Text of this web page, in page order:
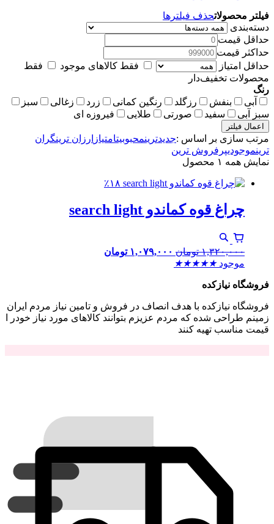
فیلتر محصولاتحذف فیلترها
دسته‌بندی
حداقل قیمت
حداکثر قیمت
حداقل امتیاز
فقط کالاهای موجود
فقط
محصولات تخفیف‌دار
رنگ
آبی
بنفش رزگلد رنگین کمانی زرد زغالی
سبز
سبز آبی
سفید صورتی طلایی فیروزه ای
اعمال فیلتر
مرتب سازی بر اساس :جدیدترینمحبوبیتامتیاز ارزان ترینگران
ترینموجودیپرفروش ترین
نمایش همه ۱ محصول
٪۱۸
چراغ قوه کماندو search light
۱,۳۲۰,۰۰۰ تومان ۱,۰۷۹,۰۰۰ تومان
موجود ★
★
★
★
★
فروشگاه نیازکده
فروشگاه نیازکده با هدف انصاف در فروش و تامین نیاز مردم ایران
زمینم طراحی شده که مردم عزیزم بتوانند کالاهای مورد نیاز خودر ا
قیمت مناسب تهیه کنند